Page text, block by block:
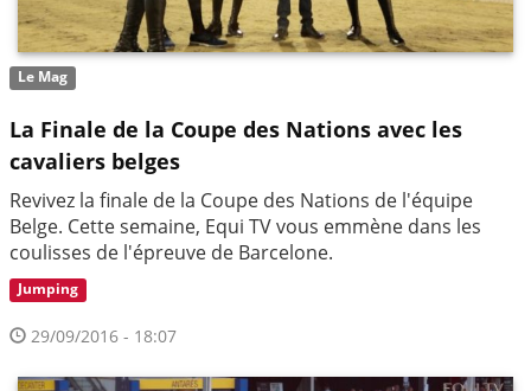
Le Mag
La Finale de la Coupe des Nations avec les
cavaliers belges
Revivez la finale de la Coupe des Nations de l'équipe
Belge. Cette semaine, Equi TV vous emmène dans les
coulisses de l'épreuve de Barcelone.
Jumping
29/09/2016 - 18:07